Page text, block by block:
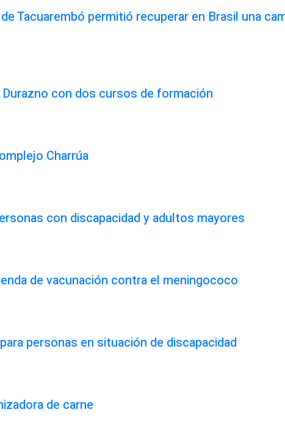
Tacuarembó permitió recuperar en Brasil una
con dos cursos de formación
Charrúa
con discapacidad y adultos mayores
de vacunación contra el meningococo
personas en situación de discapacidad
de carne